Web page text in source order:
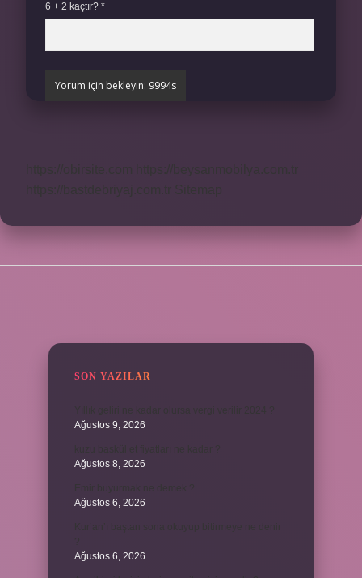
6 + 2 kaçtır? *
SON YAZILAR
Ağustos 9, 2026
Ağustos 8, 2026
Ağustos 6, 2026
Ağustos 6, 2026